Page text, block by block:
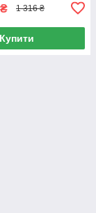
₴ 1 316 ₴
Купити